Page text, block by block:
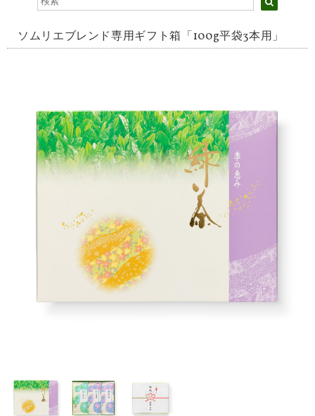
ソムリエブレンド専用ギフト箱「100g平袋3本用」